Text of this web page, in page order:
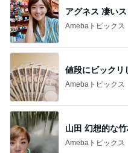
アグネス 凄い
Amebaトピックス
値段にビックリ
Amebaトピックス
山田 幻想的な
Amebaトピックス